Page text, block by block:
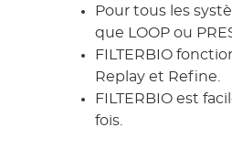
Pour tous les
que LOOP ou
FILTERBIO
Replay et Refine.
FILTERBIO est
fois.